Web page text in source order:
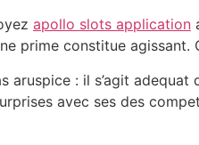
apollo slots application
prime constitue agissant.
aruspice : il s’agit
avec ses des